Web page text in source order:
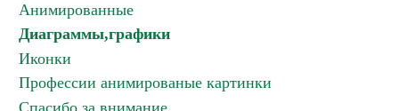
Анимированные
Диаграммы,графики
Иконки
Профессии анимированые картинки
Спасибо за внимание